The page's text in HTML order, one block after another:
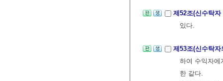
제52조(신수탁
있다.
제53조(신수탁
하여 수익자에
한 같다.